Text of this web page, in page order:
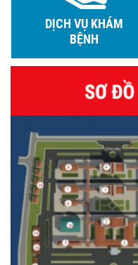
DỊCH VỤ KHÁM
BỆNH